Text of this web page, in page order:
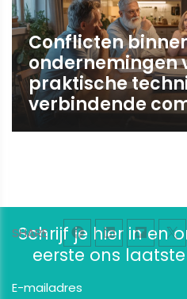
SHARE
Conflicten
ondernemingen
praktische
verbindende
Schrijf je hier in en
eerste ons
E-mailadres